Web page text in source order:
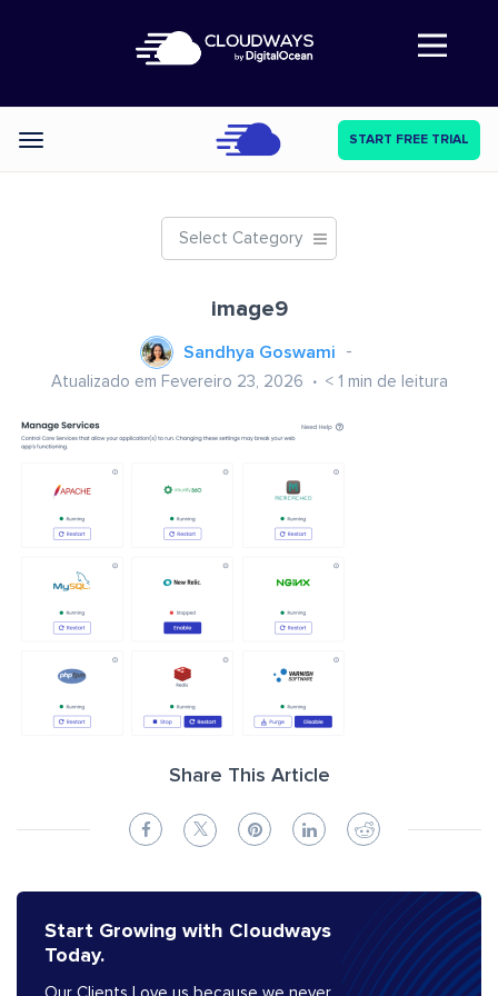
Abre a navegação
Categories START FREE TRIAL
Select Category
image9
Sandhya Goswami
Atualizado em Fevereiro 23, 2026 < 1 min de leitura
Share This Article
Start Growing with Cloudways
Today.